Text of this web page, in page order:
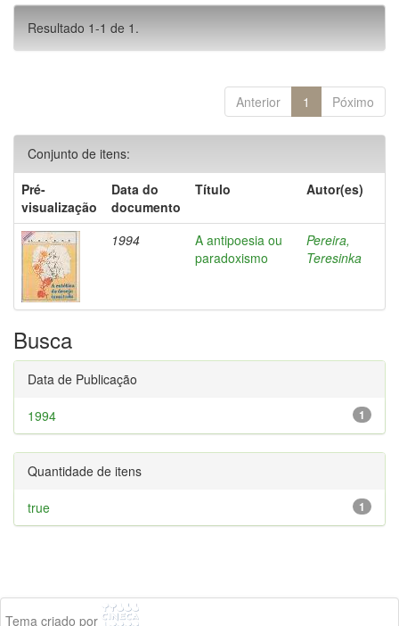
Resultado 1-1 de 1.
Anterior 1 Póximo
Conjunto de itens:
Pré-
visualização
Data do
documento
Título Autor(es)
1994
A antipoesia ou
paradoxismo
Pereira,
Teresinka
Busca
Data de Publicação
1
1994
Quantidade de itens
1
true
Tema criado por